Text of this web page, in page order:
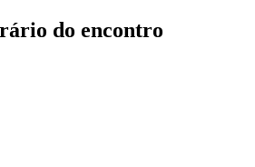
do encontro